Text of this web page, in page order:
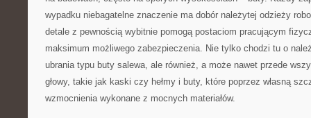
wypadku niebagatelne znaczenie ma dobór należytej odzieży
detale z pewnością wybitnie pomogą postaciom pracującym
maksimum możliwego zabezpieczenia. Nie tylko chodzi tu o
ubrania typu buty salewa, ale również, a może nawet przede
głowy, takie jak kaski czy hełmy i buty, które poprzez własną
wzmocnienia wykonane z mocnych materiałów.